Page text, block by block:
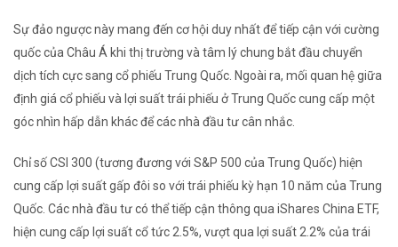
Sự đảo ngược này mang đến cơ hội duy nhất để tiếp cận với cường
quốc của Châu Á khi thị trường và tâm lý chung bắt đầu chuyển
dịch tích cực sang cổ phiếu Trung Quốc. Ngoài ra, mối quan hệ giữa
định giá cổ phiếu và lợi suất trái phiếu ở Trung Quốc cung cấp một
góc nhìn hấp dẫn khác để các nhà đầu tư cân nhắc.
Chỉ số CSI 300 (tương đương với S&P 500 của Trung Quốc) hiện
cung cấp lợi suất gấp đôi so với trái phiếu kỳ hạn 10 năm của Trung
Quốc. Các nhà đầu tư có thể tiếp cận thông qua iShares China ETF,
hiện cung cấp lợi suất cổ tức 2.5%, vượt qua lợi suất 2.2% của trái